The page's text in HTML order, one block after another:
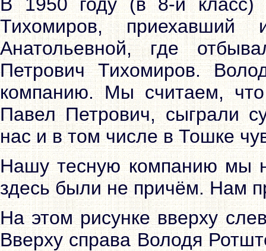
Тихомиров,
Анатольевной, где
Петрович Тихомиров.
компанию. Мы считаем,
Павел Петрович, сыграли
нас и в том числе в Тошке
Нашу тесную компанию мы
здесь были не причём. Нам
На этом рисунке вверху
Вверху справа Володя